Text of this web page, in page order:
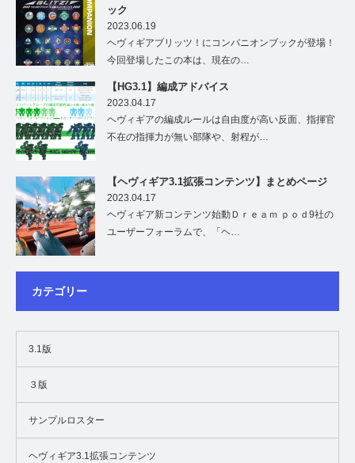
ック
2023.06.19
ヘヴィギアブリッツ！にコンパニオンブックが登場！
今回登場したこの本は、現在の…
【HG3.1】編成アドバイス
2023.04.17
ヘヴィギアの編成ルールは自由度が高い反面、指揮官
不在の指揮力が無い部隊や、射程が…
【ヘヴィギア3.1拡張コンテンツ】まとめページ
2023.04.17
ヘヴィギア新コンテンツ始動Ｄｒｅａｍ ｐｏｄ9社の
ユーザーフォーラムで、「ヘ…
カテゴリー
3.1版
３版
サンプルロスター
ヘヴィギア3.1拡張コンテンツ